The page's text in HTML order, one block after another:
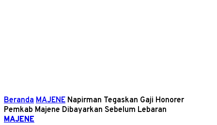
Beranda MAJENE Napirman Tegaskan Gaji Honorer
Pemkab Majene Dibayarkan Sebelum Lebaran
MAJENE